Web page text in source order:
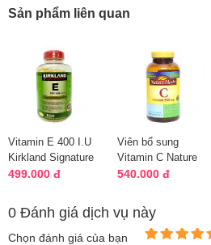
Sản phẩm liên quan
Vitamin E 400 I.U
Kirkland Signature
500 Viên Của Mỹ
499.000 đ
Viên bổ sung
Vitamin C Nature
Made 500mg 180
540.000 đ
0 Đánh giá dịch vụ này
Chọn đánh giá của bạn